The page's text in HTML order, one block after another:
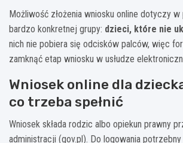
Możliwość złożenia wniosku online dotyczy
bardzo konkretnej grupy: dzieci, które nie
nich nie pobiera się odcisków palców, więc
zamknąć etap wniosku w usłudze
Wniosek online dla
co trzeba spełnić
Wniosek składa rodzic albo opiekun prawny
administracji (gov.pl). Do logowania